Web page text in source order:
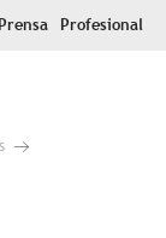
Prensa Profesional